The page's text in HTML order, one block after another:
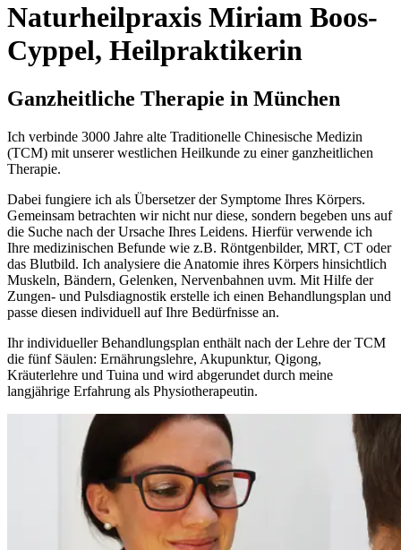
Naturheilpraxis Miriam Boos-
Cyppel, Heilpraktikerin
Ganzheitliche Therapie in München
Ich verbinde 3000 Jahre alte Traditionelle Chinesische Medizin
(TCM) mit unserer westlichen Heilkunde zu einer ganzheitlichen
Therapie.
Dabei fungiere ich als Übersetzer der Symptome Ihres Körpers.
Gemeinsam betrachten wir nicht nur diese, sondern begeben uns auf
die Suche nach der Ursache Ihres Leidens. Hierfür verwende ich
Ihre medizinischen Befunde wie z.B. Röntgenbilder, MRT, CT oder
das Blutbild. Ich analysiere die Anatomie ihres Körpers hinsichtlich
Muskeln, Bändern, Gelenken, Nervenbahnen uvm. Mit Hilfe der
Zungen- und Pulsdiagnostik erstelle ich einen Behandlungsplan und
passe diesen individuell auf Ihre Bedürfnisse an.
Ihr individueller Behandlungsplan enthält nach der Lehre der TCM
die fünf Säulen: Ernährungslehre, Akupunktur, Qigong,
Kräuterlehre und Tuina und wird abgerundet durch meine
langjährige Erfahrung als Physiotherapeutin.